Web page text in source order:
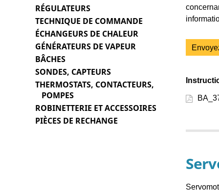
RÉGULATEURS
TECHNIQUE DE COMMANDE
ÉCHANGEURS DE CHALEUR
GÉNÉRATEURS DE VAPEUR
BÂCHES
SONDES, CAPTEURS
THERMOSTATS, CONTACTEURS,
POMPES
ROBINETTERIE ET ACCESSOIRES
PIÈCES DE RECHANGE